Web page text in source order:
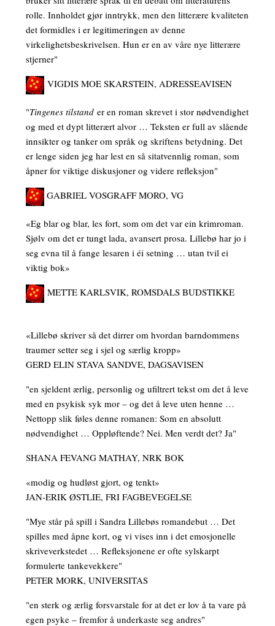
rolle. Innholdet gjør inntrykk, men den litterære kvaliteten
det formidles i er legitimeringen av denne
virkelighetsbeskrivelsen. Hun er en av våre nye litterære
stjerner"
VIGDIS MOE SKARSTEIN, ADRESSEAVISEN
"Tingenes tilstander en roman skrevet i stor nødvendighet
og med et dypt litterært alvor … Teksten er full av slående
innsikter og tanker om språk og skriftens betydning. Det
er lenge siden jeg har lest en så sitatvennlig roman, som
åpner for viktige diskusjoner og videre refleksjon"
GABRIEL VOSGRAFF MORO, VG
«Eg blar og blar, les fort, som om det var ein krimroman.
Sjølv om det er tungt lada, avansert prosa. Lillebø har jo i
seg evna til å fange lesaren i éi setning … utan tvil ei
viktig bok»
METTE KARLSVIK, ROMSDALS BUDSTIKKE
«Lillebø skriver så det dirrer om hvordan barndommens
traumer setter seg i sjel og særlig kropp»
GERD ELIN STAVA SANDVE, DAGSAVISEN
"en sjeldent ærlig, personlig og ufiltrert tekst om det å leve
med en psykisk syk mor – og det å leve uten henne …
Nettopp slik føles denne romanen: Som en absolutt
nødvendighet … Oppløftende? Nei. Men verdt det? Ja"
SHANA FEVANG MATHAY, NRK BOK
«modig og hudløst gjort, og tenkt»
JAN-ERIK ØSTLIE, FRI FAGBEVEGELSE
"Mye står på spill i Sandra Lillebøs romandebut … Det
spilles med åpne kort, og vi vises inn i det emosjonelle
skriveverkstedet … Refleksjonene er ofte sylskarpt
formulerte tankevekkere"
PETER MORK, UNIVERSITAS
"en sterk og ærlig forsvarstale for at det er lov å ta vare på
egen psyke – fremfor å underkaste seg andres"